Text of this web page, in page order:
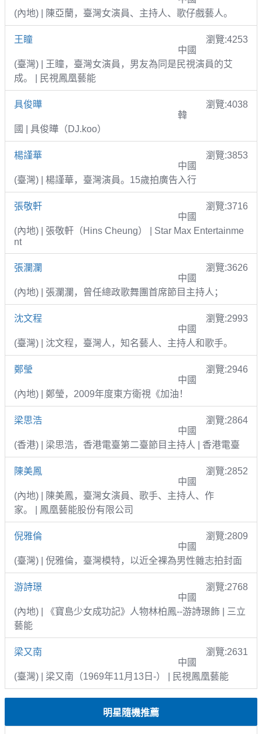
(內地) | 陳亞蘭，臺灣女演員、主持人、歌仔戲藝人。
王瞳
瀏覽:4253
中國
(臺灣) | 王瞳，臺灣女演員，男友為同是民視演員的艾
成。 | 民視鳳凰藝能
具俊曄
瀏覽:4038
韓
國 | 具俊曄（DJ.koo）
楊謹華
瀏覽:3853
中國
(臺灣) | 楊謹華，臺灣演員。15歲拍廣告入行
張敬軒
瀏覽:3716
中國
(內地) | 張敬軒（Hins Cheung） | Star Max Entertainme
nt
張瀾瀾
瀏覽:3626
中國
(內地) | 張瀾瀾，曾任總政歌舞團首席節目主持人；
沈文程
瀏覽:2993
中國
(臺灣) | 沈文程，臺灣人，知名藝人、主持人和歌手。
鄭瑩
瀏覽:2946
中國
(內地) | 鄭瑩，2009年度東方衛視《加油！
梁思浩
瀏覽:2864
中國
(香港) | 梁思浩，香港電臺第二臺節目主持人 | 香港電臺
陳美鳳
瀏覽:2852
中國
(內地) | 陳美鳳，臺灣女演員、歌手、主持人、作
家。 | 鳳凰藝能股份有限公司
倪雅倫
瀏覽:2809
中國
(臺灣) | 倪雅倫，臺灣模特，以近全裸為男性雜志拍封面
游詩璟
瀏覽:2768
中國
(內地) | 《寶島少女成功記》人物林柏鳳--游詩璟飾 | 三立
藝能
梁又南
瀏覽:2631
中國
(臺灣) | 梁又南（1969年11月13日-） | 民視鳳凰藝能
明星隨機推薦